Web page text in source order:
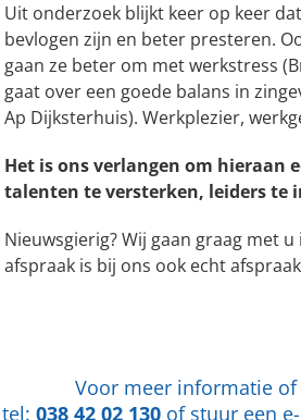
Uit onderzoek blijkt keer op keer
bevlogen zijn en beter presteren.
gaan ze beter om met werkstress
gaat over een goede balans in
Ap Dijksterhuis). Werkplezier,
Het is ons verlangen om hieraan
talenten te versterken, leiders te
Nieuwsgierig? Wij gaan graag met
afspraak is bij ons ook echt
Voor meer informatie
tel: 038 42 02 130of stuur een